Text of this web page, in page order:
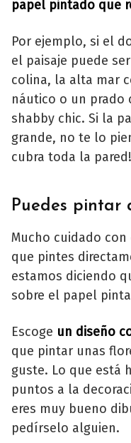
papel pintado que
Por ejemplo, si el
el paisaje puede
colina, la alta mar
náutico o un prado
shabby chic. Si la
grande, no te lo
cubra toda la pared!
Puedes pintar
Mucho cuidado
que pintes
estamos diciendo
sobre el papel
Escoge un diseño
que pintar unas
guste. Lo que está
puntos a la
eres muy bueno
pedírselo alguien.